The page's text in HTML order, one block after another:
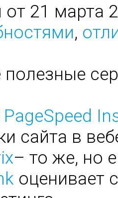
от 21 марта
,
полезные
сайта в
– то же, но
оценивает